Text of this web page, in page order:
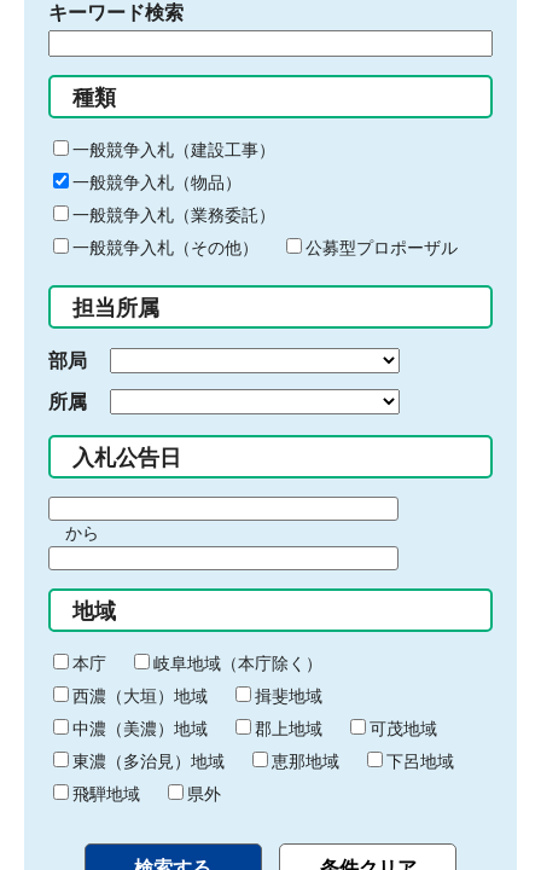
キーワード検索
る
キ
ー
ワ
ー
ド
入
力
種類
一般競争入札（建設工事）
一般競争入札（物品）
一般競争入札（業務委託）
一般競争入札（その他）
公募型プロポーザル
担当所属
部局
所属
入札公告日
間
始
り
から
間
終
わ
り
地域
本庁
岐阜地域（本庁除く）
西濃（大垣）地域
揖斐地域
中濃（美濃）地域
郡上地域
可茂地域
東濃（多治見）地域
恵那地域
下呂地域
飛騨地域
県外